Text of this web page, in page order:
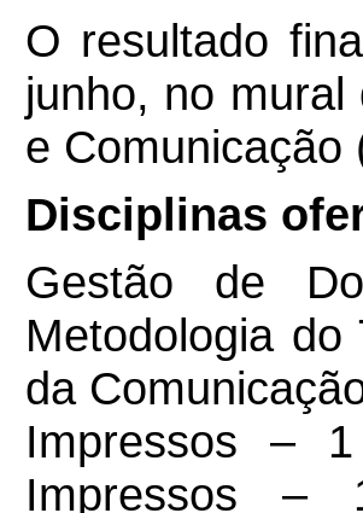
O resultado
junho, no
e Comunicação
Disciplinas
Gestão de
Metodologia
da
Impressos –
Impressos –